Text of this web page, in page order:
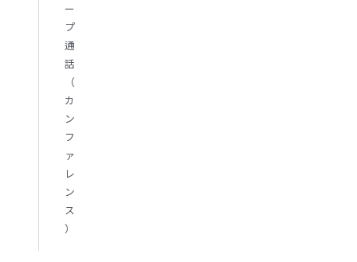
ー
プ
通
話
（
カ
ン
フ
ァ
レ
ン
ス
）